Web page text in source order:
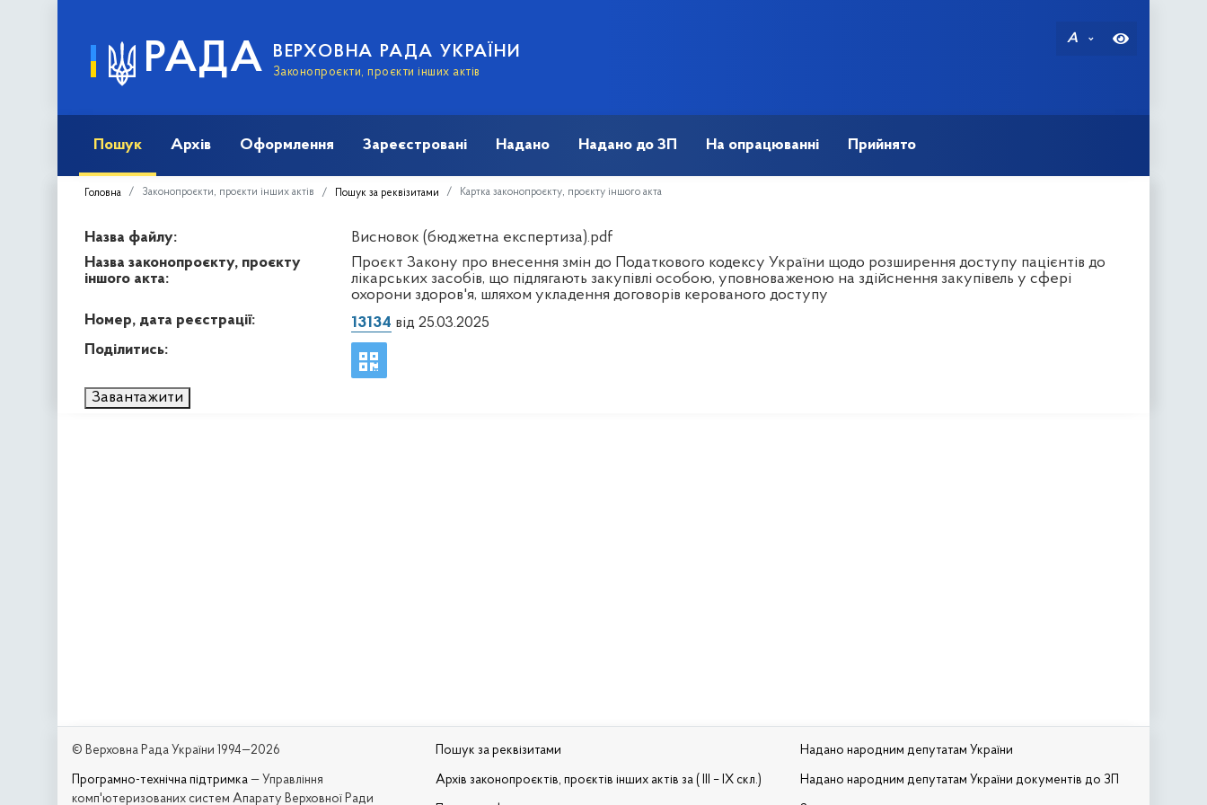
РАДА ВЕРХОВНА РАДА УКРАЇНИ
Законопроєкти, проєкти інших актів
A
Пошук Архів Оформлення Зареєстровані Надано Надано до ЗП На опрацюванні Прийнято
Головна Законопроєкти, проєкти інших актів Пошук за реквізитами Картка законопроєкту, проєкту іншого акта
Назва файлу:
Висновок (бюджетна експертиза).pdf
Назва законопроєкту, проєкту
іншого акта:
Проєкт Закону про внесення змін до Податкового кодексу України щодо розширення доступу пацієнтів до
лікарських засобів, що підлягають закупівлі особою, уповноваженою на здійснення закупівель у сфері
охорони здоров'я, шляхом укладення договорів керованого доступу
Номер, дата реєстрації:
13134 від 25.03.2025
Поділитись:
Завантажити
© Верховна Рада України 1994—2026
Програмно-технічна підтримка — Управління
комп'ютеризованих систем Апарату Верховної Ради
Пошук за реквізитами
Архів законопроєктів, проєктів інших актів за ( III – IX скл.)
Надано народним депутатам України
Надано народним депутатам України документів до ЗП